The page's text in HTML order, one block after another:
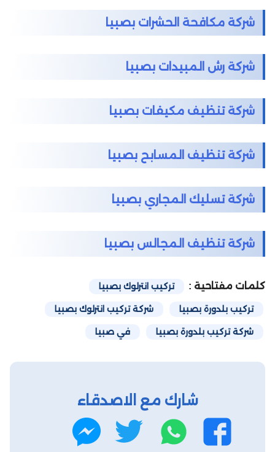
شركة مكافحة الحشرات بصبيا
شركة رش المبيدات بصبيا
شركة تنظيف مكيفات بصبيا
شركة تنظيف المسابح بصبيا
شركة تسليك المجاري بصبيا
شركة تنظيف المجالس بصبيا
كلمات مفتاحية : تركيب انترلوك بصبيا
تركيب بلدورة بصبيا شركة تركيب انترلوك بصبيا
شركة تركيب بلدورة بصبيا في صبيا
شارك مع الاصدقاء
فيسبوك واتساب تويتر